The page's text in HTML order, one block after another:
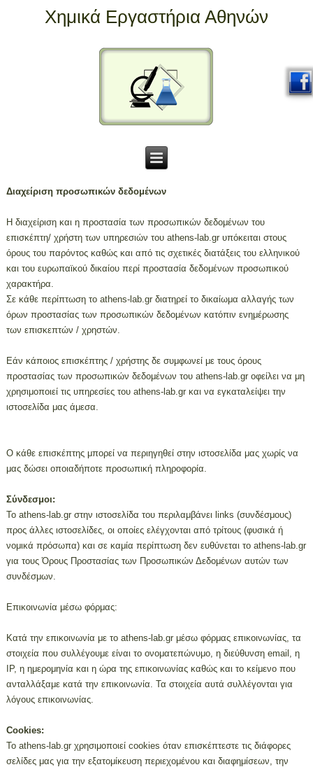
Χημικά Εργαστήρια Αθηνών
Διαχείριση προσωπικών δεδομένων
Η διαχείριση και η προστασία των προσωπικών δεδομένων του
επισκέπτη/ χρήστη των υπηρεσιών του athens-lab.gr υπόκειται στους
όρους του παρόντος καθώς και από τις σχετικές διατάξεις του ελληνικού
και του ευρωπαϊκού δικαίου περί προστασία δεδομένων προσωπικού
χαρακτήρα.
Σε κάθε περίπτωση το athens-lab.gr διατηρεί το δικαίωμα αλλαγής των
όρων προστασίας των προσωπικών δεδομένων κατόπιν ενημέρωσης
των επισκεπτών / χρηστών.
Εάν κάποιος επισκέπτης / χρήστης δε συμφωνεί με τους όρους
προστασίας των προσωπικών δεδομένων του athens-lab.gr οφείλει να μη
χρησιμοποιεί τις υπηρεσίες του athens-lab.gr και να εγκαταλείψει την
ιστοσελίδα μας άμεσα.
Ο κάθε επισκέπτης μπορεί να περιηγηθεί στην ιστοσελίδα μας χωρίς να
μας δώσει οποιαδήποτε προσωπική πληροφορία.
Σύνδεσμοι:
Το athens-lab.gr στην ιστοσελίδα του περιλαμβάνει links (συνδέσμους)
προς άλλες ιστοσελίδες, οι οποίες ελέγχονται από τρίτους (φυσικά ή
νομικά πρόσωπα) και σε καμία περίπτωση δεν ευθύνεται το athens-lab.gr
για τους Όρους Προστασίας των Προσωπικών Δεδομένων αυτών των
συνδέσμων.
Επικοινωνία μέσω φόρμας:
Κατά την επικοινωνία με το athens-lab.gr μέσω φόρμας επικοινωνίας, τα
στοιχεία που συλλέγουμε είναι το ονοματεπώνυμο, η διεύθυνση email, η
IP, η ημερομηνία και η ώρα της επικοινωνίας καθώς και το κείμενο που
ανταλλάξαμε κατά την επικοινωνία. Τα στοιχεία αυτά συλλέγονται για
λόγους επικοινωνίας.
Cookies:
Το athens-lab.gr χρησιμοποιεί cookies όταν επισκέπτεστε τις διάφορες
σελίδες μας για την εξατομίκευση περιεχομένου και διαφημίσεων, την